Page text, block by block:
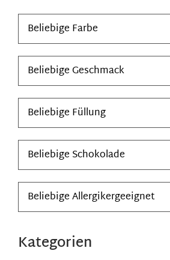
Kontakt
Mein Konto
Warenkorb
Beliebige Farbe
Beliebige Geschmack
Beliebige Füllung
Beliebige Schokolade
Beliebige Allergikergeeignet
Kategorien